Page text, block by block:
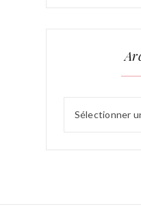
Sélectionner